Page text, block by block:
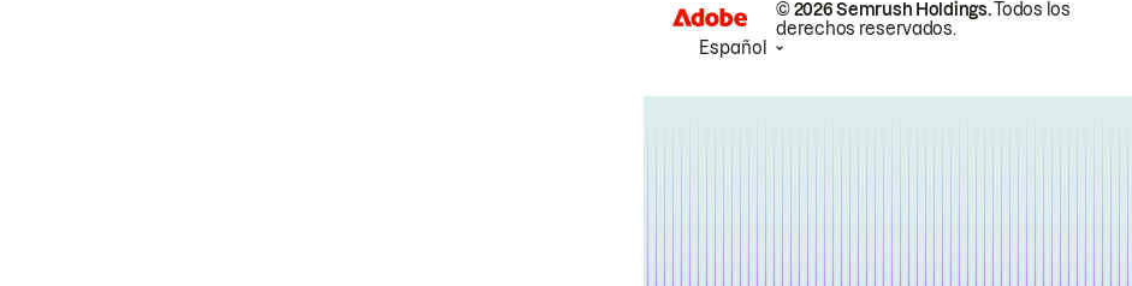
© 2026 Semrush Holdings.Todos los
derechos reservados.
Español